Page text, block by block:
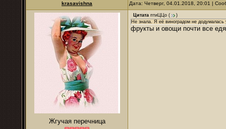
krasavishna Дата: Четверг, 04.01.2018, 20:01 |
Жгучая перечница
Цитата птиЦЦо (
)
Не знала. Я её виноградом не додумалась
фрукты и овощи почти все